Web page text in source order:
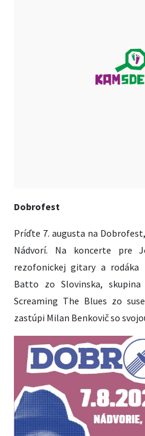
Dobrofest
Príďte 7. augusta na
Nádvorí. Na koncerte pre
rezofonickej gitary a rodáka
Batto zo Slovinska,
Screaming The Blues zo
zastúpi Milan Benkovič so